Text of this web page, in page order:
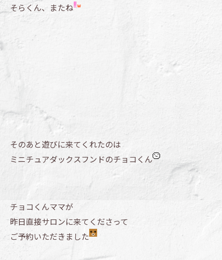
そらくん、またね
そのあと遊びに来てくれたのは
ミニチュアダックスフンドのチョコくん
チョコくんママが
昨日直接サロンに来てくださって
ご予約いただきました